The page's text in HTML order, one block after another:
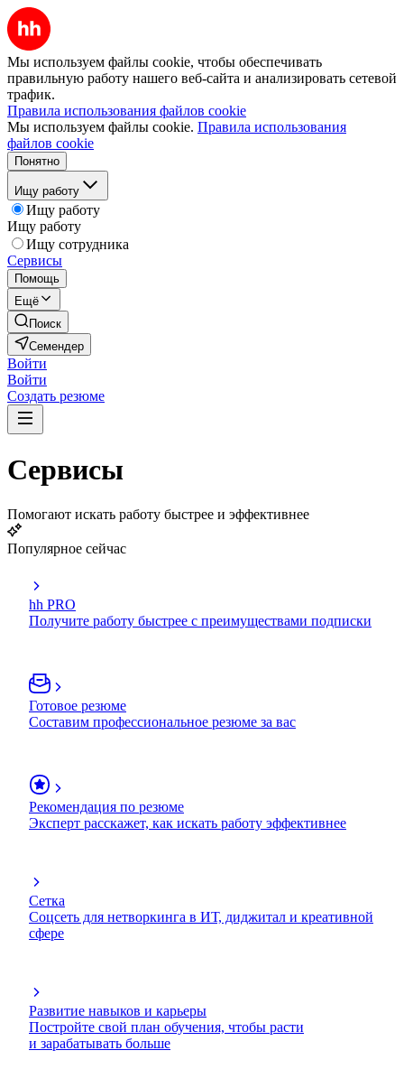
Мы используем файлы cookie, чтобы обеспечивать
правильную работу нашего веб-сайта и анализировать сетевой
трафик.
Правила использования файлов cookie
Мы используем файлы cookie. Правила использования
файлов cookie
Понятно
Ищу работу
Ищу работу
Ищу работу
Ищу сотрудника
Сервисы
Помощь
Ещё
Поиск
Семендер
Войти
Войти
Создать резюме
Сервисы
Помогают искать работу быстрее и эффективнее
Популярное сейчас
hh PRO
Получите работу быстрее с преимуществами подписки
Готовое резюме
Составим профессиональное резюме за вас
Рекомендация по резюме
Эксперт расскажет, как искать работу эффективнее
Сетка
Соцсеть для нетворкинга в ИТ, диджитал и креативной
сфере
Развитие навыков и карьеры
Постройте свой план обучения, чтобы расти
и зарабатывать больше